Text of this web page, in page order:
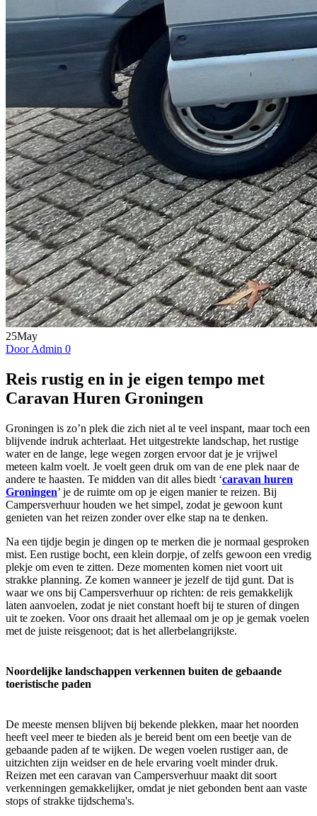
25May
Door Admin 0
Reis rustig en in je eigen tempo met
Caravan Huren Groningen
Groningen is zo’n plek die zich niet al te veel inspant, maar toch een
blijvende indruk achterlaat. Het uitgestrekte landschap, het rustige
water en de lange, lege wegen zorgen ervoor dat je je vrijwel
meteen kalm voelt. Je voelt geen druk om van de ene plek naar de
andere te haasten. Te midden van dit alles biedt ‘caravan huren
Groningen’ je de ruimte om op je eigen manier te reizen. Bij
Campersverhuur houden we het simpel, zodat je gewoon kunt
genieten van het reizen zonder over elke stap na te denken.
Na een tijdje begin je dingen op te merken die je normaal gesproken
mist. Een rustige bocht, een klein dorpje, of zelfs gewoon een vredig
plekje om even te zitten. Deze momenten komen niet voort uit
strakke planning. Ze komen wanneer je jezelf de tijd gunt. Dat is
waar we ons bij Campersverhuur op richten: de reis gemakkelijk
laten aanvoelen, zodat je niet constant hoeft bij te sturen of dingen
uit te zoeken. Voor ons draait het allemaal om je op je gemak voelen
met de juiste reisgenoot; dat is het allerbelangrijkste.
Noordelijke landschappen verkennen buiten de gebaande
toeristische paden
De meeste mensen blijven bij bekende plekken, maar het noorden
heeft veel meer te bieden als je bereid bent om een beetje van de
gebaande paden af te wijken. De wegen voelen rustiger aan, de
uitzichten zijn weidser en de hele ervaring voelt minder druk.
Reizen met een caravan van Campersverhuur maakt dit soort
verkenningen gemakkelijker, omdat je niet gebonden bent aan vaste
stops of strakke tijdschema's.